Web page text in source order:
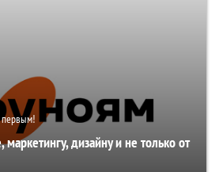
дизайну и не только от